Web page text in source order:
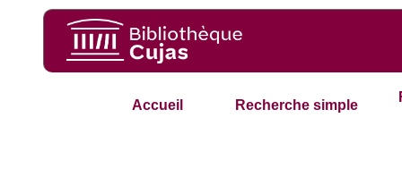
Accueil Recherche simple